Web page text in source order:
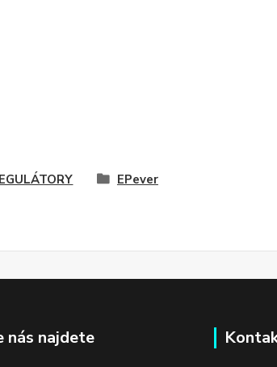
EPever
nás najdete